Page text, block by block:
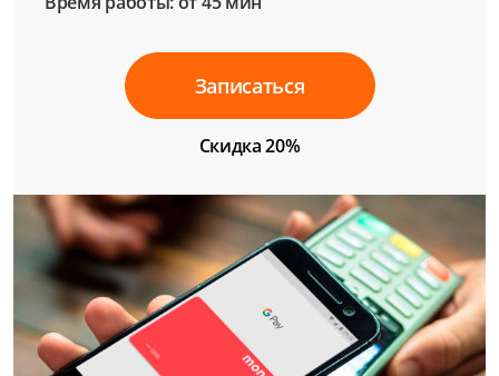
Записаться
Скидка 20%